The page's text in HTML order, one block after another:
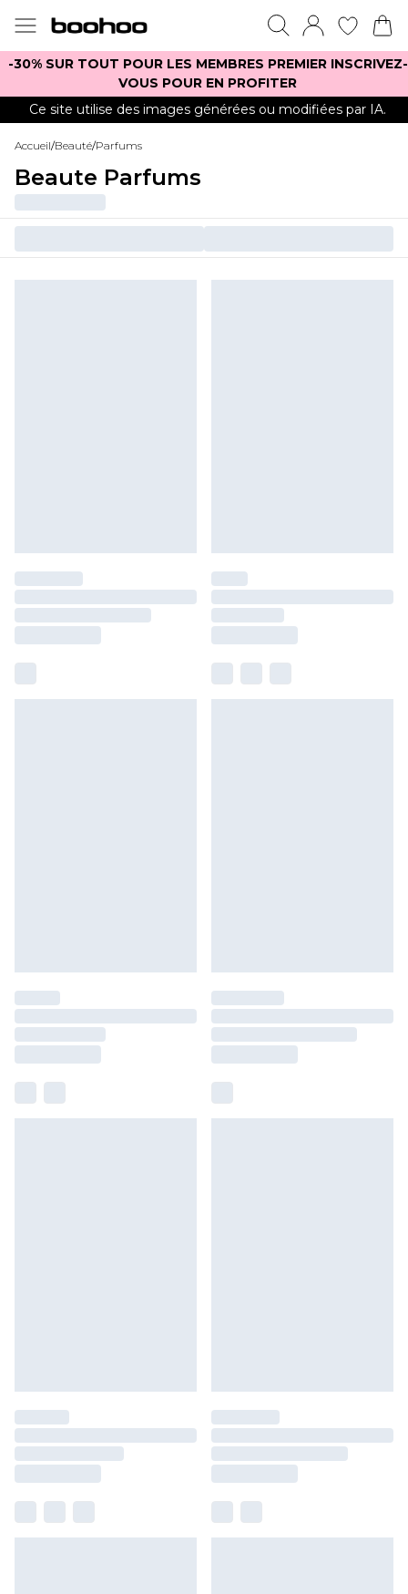
-30% SUR TOUT POUR LES MEMBRES PREMIER INSCRIVEZ-
VOUS POUR EN PROFITER
Ce site utilise des images générées ou modifiées par IA.
Accueil/Beauté/Parfums
Beaute Parfums